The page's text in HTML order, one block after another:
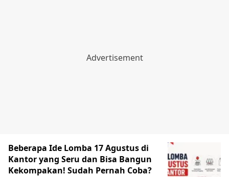
Beberapa Ide Lomba 17 Agustus di
Kantor yang Seru dan Bisa Bangun
Kekompakan! Sudah Pernah Coba?